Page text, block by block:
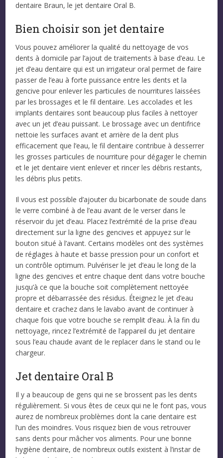
dentaire Braun, le jet dentaire Oral B.
Bien choisir son jet dentaire
Vous pouvez améliorer la qualité du nettoyage de vos
dents à domicile par l’ajout de traitements à base d’eau. Le
jet d’eau dentaire qui est un irrigateur oral permet de faire
passer de l’eau à forte puissance entre les dents et la
gencive pour enlever les particules de nourritures laissées
par les brossages et le fil dentaire. Les accolades et les
implants dentaires sont beaucoup plus faciles à nettoyer
avec un jet d’eau puissant. Le brossage avec un dentifrice
nettoie les surfaces avant et arrière de la dent plus
efficacement que l’eau, le fil dentaire contribue à desserrer
les grosses particules de nourriture pour dégager le chemin
et le jet dentaire vient enlever et rincer les débris restants,
les débris plus petits.
Il vous est possible d’ajouter du bicarbonate de soude dans
le verre combiné à de l’eau avant de le verser dans le
réservoir du jet d’eau. Placez l’extrémité de la prise d’eau
directement sur la ligne des gencives et appuyez sur le
bouton situé à l’avant. Certains modèles ont des systèmes
de réglages à haute et basse pression pour un confort et
un contrôle optimum. Pulvériser le jet d’eau le long de la
ligne des gencives et entre chaque dent dans votre bouche
jusqu’à ce que la bouche soit complètement nettoyée
propre et débarrassée des résidus. Éteignez le jet d’eau
dentaire et crachez dans le lavabo avant de continuer à
chaque fois que votre bouche se remplit d’eau. À la fin du
nettoyage, rincez l’extrémité de l’appareil du jet dentaire
sous l’eau chaude avant de le replacer dans le stand ou le
chargeur.
Jet dentaire Oral B
Il y a beaucoup de gens qui ne se brossent pas les dents
régulièrement. Si vous êtes de ceux qui ne le font pas, vous
aurez de nombreux problèmes dont la carie dentaire est
l’un des moindres. Vous risquez bien de vous retrouver
sans dents pour mâcher vos aliments. Pour une bonne
hygiène dentaire, de nombreux outils existent à l’instar de